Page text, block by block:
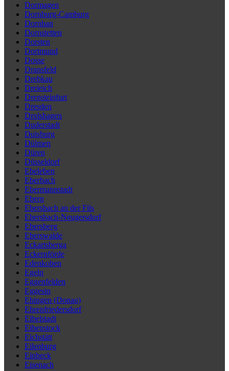
Dormagen
Dornburg-Camburg
Dornhan
Dornstetten
Dorsten
Dortmund
Dosse
Dransfeld
Drebkau
Dreieich
Drensteinfurt
Dresden
Drolshagen
Duderstadt
Duisburg
Dülmen
Düren
Düsseldorf
Ebeleben
Eberbach
Ebermannstadt
Ebern
Ebersbach an der Fils
Ebersbach-Neugersdorf
Ebersberg
Eberswalde
Eckartsberga
Eckernförde
Edenkoben
Egeln
Eggenfelden
Eggesin
Ehingen (Donau)
Ehrenfriedersdorf
Eibelstadt
Eibenstock
Eichstätt
Eilenburg
Einbeck
Eisenach